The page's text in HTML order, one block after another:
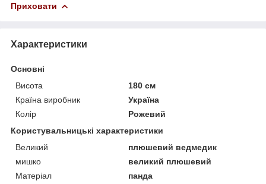
Приховати
Характеристики
Основні
Висота
180 см
Країна виробник
Україна
Колір
Рожевий
Користувальницькі характеристики
Великий
плюшевий ведмедик
мишко
великий плюшевий
Матеріал
панда